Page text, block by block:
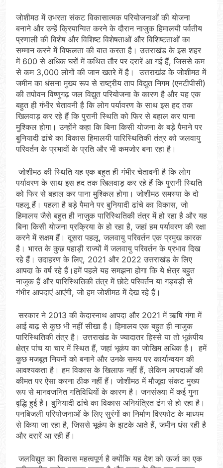
जोशीमठ में उभरता संकट विकासात्मक परियोजनाओं की योजना
बनाने और उन्हें क्रियान्वित करने के दौरान नाजुक हिमालयी पर्वतीय
प्रणाली की विशेष और विशिष्ट विशेषताओं और विशिष्टताओं का
सम्मान करने में विफलता की बात करता है। उत्तराखंड के इस शहर
में 600 से अधिक घरों में कथित तौर पर दरारें आ गई हैं, जिससे कम
से कम 3,000 लोगों की जान खतरे में है। उत्तराखंड के जोशीमठ में
जमीन का धंसना मुख्य रूप से राष्ट्रीय ताप विद्युत निगम (एनटीपीसी)
की तपोवन विष्णुगढ़ जल विद्युत परियोजना के कारण है और यह एक
बहुत ही गंभीर चेतावनी है कि लोग पर्यावरण के साथ इस हद तक
खिलवाड़ कर रहे हैं कि पुरानी स्थिति को फिर से बहाल कर पाना
मुश्किल होगा। उन्होंने कहा कि बिना किसी योजना के बड़े पैमाने पर
बुनियादी ढांचे का विकास हिमालयी पारिस्थितिकी तंत्र को जलवायु
परिवर्तन के प्रभावों के प्रति और भी कमजोर बना रहा है।
जोशीमठ की स्थिति यह एक बहुत ही गंभीर चेतावनी है कि लोग
पर्यावरण के साथ इस हद तक खिलवाड़ कर रहे हैं कि पुरानी स्थिति
को फिर से बहाल कर पाना मुश्किल होगा। जोशीमठ समस्या के दो
पहलू हैं। पहला है बड़े पैमाने पर बुनियादी ढांचे का विकास, जो
हिमालय जैसे बहुत ही नाजुक पारिस्थितिकी तंत्र में हो रहा है और यह
बिना किसी योजना प्रक्रिया के हो रहा है, जहां हम पर्यावरण की रक्षा
करने में सक्षम हैं। दूसरा पहलू, जलवायु परिवर्तन एक प्रमुख कारक
है। भारत के कुछ पहाड़ी राज्यों में जलवायु परिवर्तन के प्रभाव दिख
रहे हैं। उदाहरण के लिए, 2021 और 2022 उत्तराखंड के लिए
आपदा के वर्ष रहे हैं।हमें पहले यह समझना होगा कि ये क्षेत्र बहुत
नाजुक हैं और पारिस्थितिकी तंत्र में छोटे परिवर्तन या गड़बड़ी से
गंभीर आपदाएं आएंगी, जो हम जोशीमठ में देख रहे हैं।
सरकार ने 2013 की केदारनाथ आपदा और 2021 में ऋषि गंगा में
आई बाढ़ से कुछ भी नहीं सीखा है। हिमालय एक बहुत ही नाजुक
पारिस्थितिकी तंत्र है। उत्तराखंड के ज्यादातर हिस्से या तो भूकंपीय
क्षेत्र पांच या चार में स्थित हैं, जहां भूकंप का जोखिम अधिक है। हमें
कुछ मजबूत नियमों को बनाने और उनके समय पर कार्यान्वयन की
आवश्यकता है। हम विकास के खिलाफ नहीं हैं, लेकिन आपदाओं की
कीमत पर ऐसा करना ठीक नहीं हैं। जोशीमठ में मौजूदा संकट मुख्य
रूप से मानवजनित गतिविधियों के कारण है। जनसंख्या में कई गुना
वृद्धि हुई है। बुनियादी ढांचे का विकास अनियंत्रित ढंग से हो रहा है।
पनबिजली परियोजनाओं के लिए सुरंगों का निर्माण विस्फोट के माध्यम
से किया जा रहा है, जिससे भूकंप के झटके आते हैं, जमीन धंस रही है
और दरारें आ रही हैं।
जलविद्युत का विकास महत्वपूर्ण है क्योंकि यह देश को ऊर्जा का एक